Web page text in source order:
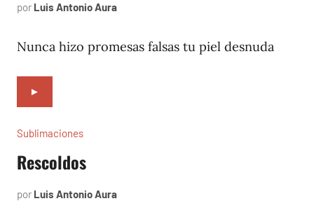
por Luis Antonio Aura
2023
Nunca hizo promesas falsas tu piel desnuda
►
Sublimaciones
Rescoldos
por Luis Antonio Aura